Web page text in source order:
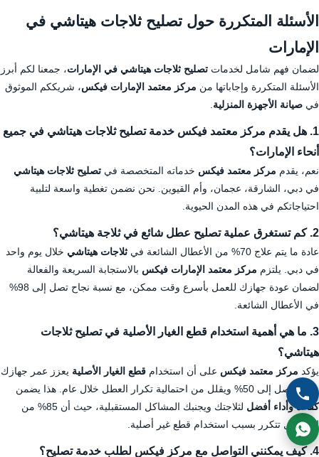
الأسئلة المتكررة حول تصليح ثلاجات هيتاشي في
الإمارات
لضمان فهم شامل لخدمات تصليح ثلاجات هيتاشي في الإمارات، جمعنا لكم أبرز
الأسئلة المتكررة وإجاباتها من مركز معتمد الإمارات فيكس، شريككم الموثوق
في صيانة الأجهزة المنزلية
1. هل يقدم مركز معتمد فيكس خدمة تصليح ثلاجات هيتاشي في جميع
أنحاء الإمارات؟
نعم، يقدم مركز معتمد فيكس خدماته المتخصصة في تصليح ثلاجات هيتاشي
في دبي، الشارقة، عجمان، وأم القيوين. نحن نضمن تغطية واسعة لتلبية
احتياجاتكم في هذه المدن الحيوية.
2. كم تستغرق عملية تصليح عطل شائع في ثلاجة هيتاشي؟
عادة ما يتم علاج 70% من الأعطال الشائعة في ثلاجات هيتاشي خلال يوم واحد
في دبي. يلتزم مركز معتمد الإمارات فيكس بالاستجابة السريعة والفعالة
لضمان عودة جهازك للعمل بأسرع وقت ممكن، مع نسبة نجاح تصل إلى 98%
في الأعطال الشائعة.
3. ما هي أهمية استخدام قطع الغيار الأصلية في تصليح ثلاجات
هيتاشي؟
يؤكد مركز معتمد فيكس على أن استخدام قطع الغيار الأصلية يعزز عمر جهازك
بنسبة تصل إلى 50% ويقلل من احتمالية تكرار العطل خلال عام. هذا يضمن
كفاءة وأداء أفضل
لثلاجتك ويجنبك المشاكل المستقبلية، حيث أن 85% من
المشاكل تتكرر بسبب استخدام قطع غير أصلية.
4. كيف يمكنني التواصل مع مركز فيكس لطلب خدمة تصليح؟